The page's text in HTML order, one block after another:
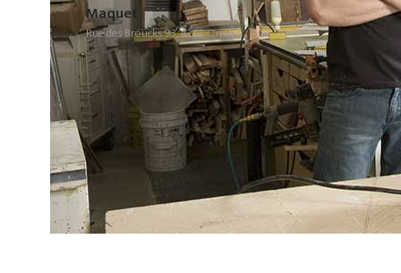
Maquet
Rue des Broucks 93, 4252 Omal